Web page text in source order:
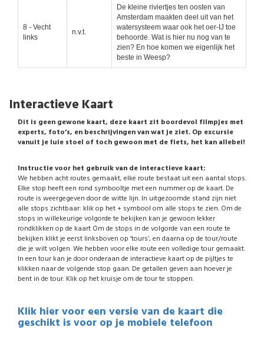
8 - Vecht
links
n.v.t.
De kleine riviertjes ten oosten van
Amsterdam maakten deel uit van het
watersysteem waar ook het oer-IJ toe
behoorde. Wat is hier nu nog van te
zien? En hoe komen we eigenlijk het
beste in Weesp?
Interactieve Kaart
Dit is geen gewone kaart, deze kaart zit boordevol filmpjes met
experts, foto’s, en beschrijvingen van wat je ziet. Op excursie
vanuit je luie stoel of toch gewoon met de fiets, het kan allebei!
Instructie voor het gebruik van de interactieve kaart:
We hebben acht routes gemaakt, elke route bestaat uit een aantal stops.
Elke stop heeft een rond symbooltje met een nummer op de kaart. De
route is weergegeven door de witte lijn. In uitgezoomde stand zijn niet
alle stops zichtbaar: klik op het + symbool om alle stops te zien. Om de
stops in willekeurige volgorde te bekijken kan je gewoon lekker
rondklikken op de kaart Om de stops in de volgorde van een route te
bekijken klikt je eerst linksboven op ‘tours’, en daarna op de tour/route
die je wilt volgen. We hebben voor elke route een volledige tour gemaakt.
In een tour kan je door onderaan de interactieve kaart op de pijltjes te
klikken naar de volgende stop gaan. De getallen geven aan hoever je
bent in de tour. Klik op het kruisje om de tour te stoppen.
Klik hier voor een versie van de kaart die
geschikt is voor op je mobiele telefoon